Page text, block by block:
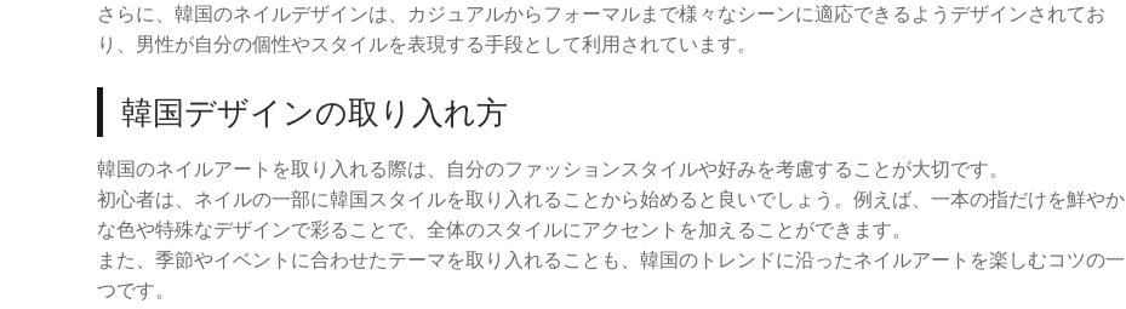
さらに、韓国のネイルデザインは、カジュアルからフォーマルまで様々なシーンに適応できるようデザインされてお
り、男性が自分の個性やスタイルを表現する手段として利用されています。
韓国デザインの取り入れ方
韓国のネイルアートを取り入れる際は、自分のファッションスタイルや好みを考慮することが大切です。
初心者は、ネイルの一部に韓国スタイルを取り入れることから始めると良いでしょう。例えば、一本の指だけを鮮やか
な色や特殊なデザインで彩ることで、全体のスタイルにアクセントを加えることができます。
また、季節やイベントに合わせたテーマを取り入れることも、韓国のトレンドに沿ったネイルアートを楽しむコツの一
つです。